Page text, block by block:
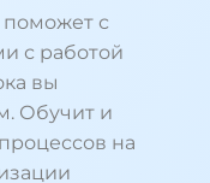
поможет с
с работой
вы
Обучит и
на